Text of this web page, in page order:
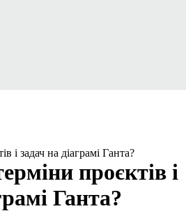
і задач на діаграмі Ганта?
проєктів і
Ганта?